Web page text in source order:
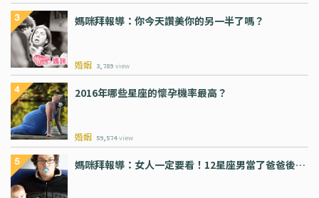
媽咪拜報導：你今天讚美你的另一半了嗎？
婚姻 3,789 view
2016年哪些星座的懷孕機率最高？
婚姻 59,574 view
媽咪拜報導：女人一定要看！12星座男當了爸爸後…